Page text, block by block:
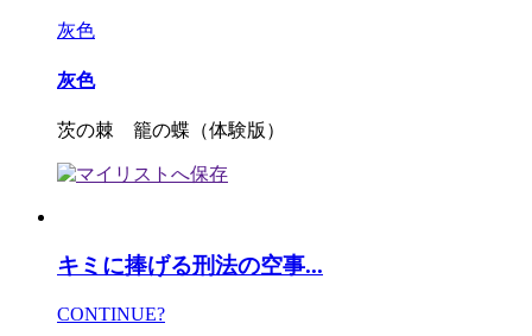
灰色
灰色
茨の棘 籠の蝶（体験版）
キミに捧げる刑法の空事...
CONTINUE?